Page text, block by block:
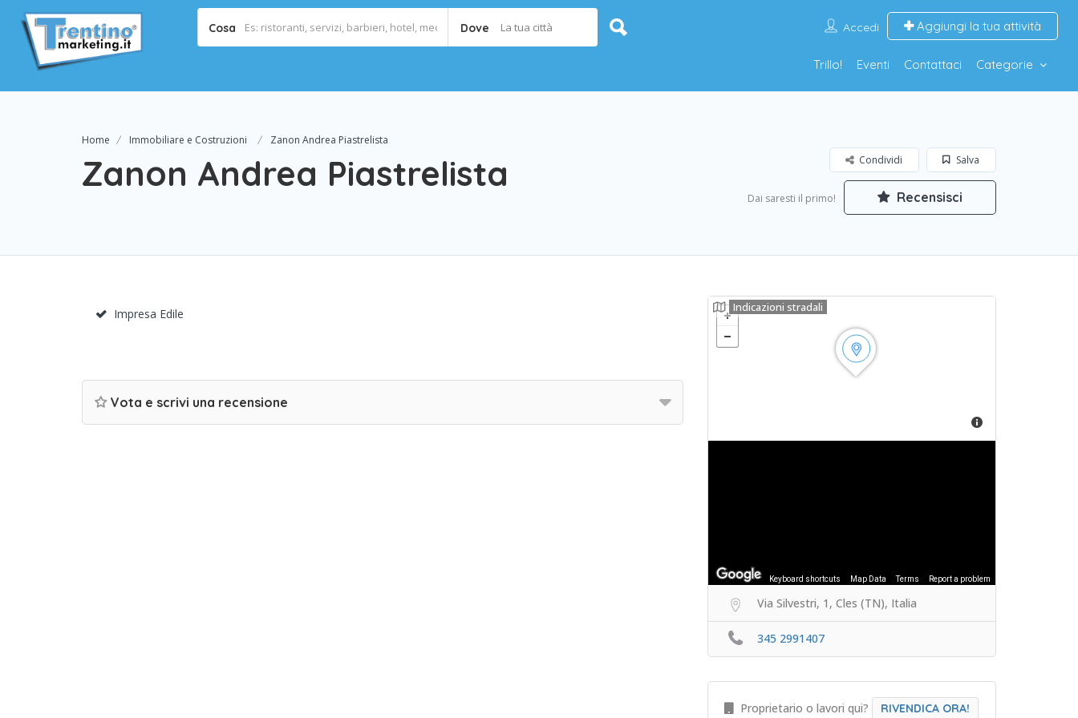
Cosa Dove La tua città Accedi Aggiungi la tua attività
Trillo! Eventi Contattaci Categorie
Home Immobiliare e Costruzioni Zanon Andrea Piastrelista
Zanon Andrea Piastrelista Salva
Condividi
Dai saresti il primo! Recensisci
Impresa Edile
Vota e scrivi una recensione
Keyboard shortcuts Map Data Terms Report a problem
Indicazioni stradali
Via Silvestri, 1, Cles (TN), Italia
345 2991407
Proprietario o lavori qui? RIVENDICA ORA!